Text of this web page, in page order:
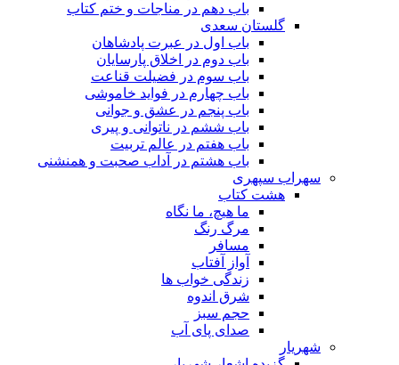
باب دهم در مناجات و ختم کتاب
گلستان سعدی
باب اول در عبرت پادشاهان
باب دوم در اخلاق پارسایان
باب سوم در فضیلت قناعت
باب چهارم در فواید خاموشى
باب پنجم در عشق و جوانى
باب ششم در ناتوانى و پیرى
باب هفتم در عالم تربیت
باب هشتم در آداب صحبت و همنشنى
سهراب سپهری
هشت کتاب
ما هیچ، ما نگاه
مرگ رنگ
مسافر
آواز آفتاب
زندگی خواب ها
شرق اندوه
حجم سبز
صدای پای آب
شهریار